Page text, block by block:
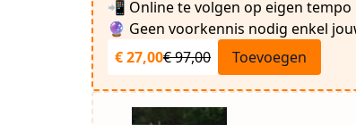
📲 Online te volgen op eigen tempo
🔮 Geen voorkennis nodig enkel
€ 27,00€ 97,00 Toevoegen